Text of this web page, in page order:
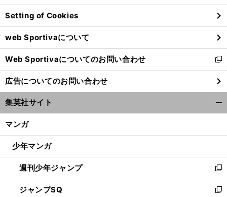
ン
ド
ウ
で
開
く
Setting of Cookies
web Sportivaについて
Web Sportivaについてのお問い合わせ
新
し
い
ウ
ィ
ン
ウ
開
く
広告についてのお問い合わせ
集英社サイト
マンガ
少年マンガ
週刊少年ジャンプ
新
し
い
ジャンプSQ
新